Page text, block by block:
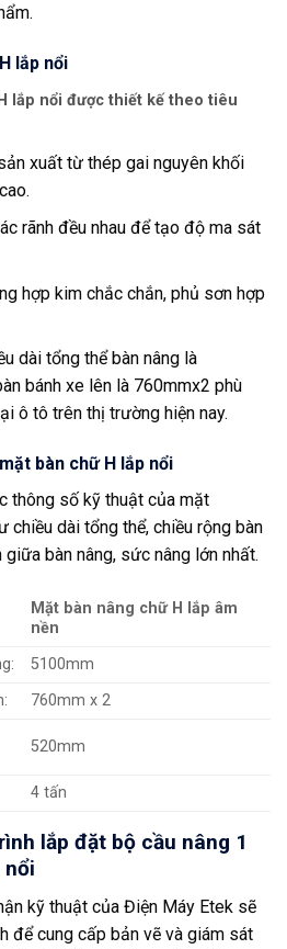
lắp nổi
lắp nổi được thiết kế theo tiêu
xuất từ thép gai nguyên khối
rãnh đều nhau để tạo độ ma sát
hợp kim chắc chắn, phủ sơn hợp
dài tổng thể bàn nâng là
bánh xe lên là 760mmx2 phù
ô tô trên thị trường hiện nay.
bàn chữ H lắp nổi
thông số kỹ thuật của mặt
chiều dài tổng thể, chiều rộng bàn
giữa bàn nâng, sức nâng lớn nhất.
Mặt bàn nâng chữ H lắp âm
nền
5100mm
760mm x 2
520mm
4 tấn
lắp đặt bộ cầu nâng 1
nổi
kỹ thuật của Điện Máy Etek sẽ
để cung cấp bản vẽ và giám sát